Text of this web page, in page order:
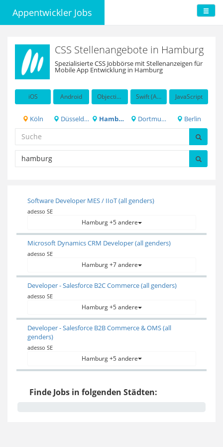
Appentwickler Jobs
CSS Stellenangebote in Hamburg
Spezialisierte CSS Jobbörse mit Stellenanzeigen für
Mobile App Entwicklung in Hamburg
iOS Android Objective-C Swift (Apple programming language) JavaScript
Köln Düsseldorf Hamburg Dortmund Berlin
Software Developer MES / IIoT (all genders)
adesso SE
Hamburg +5 andere
Microsoft Dynamics CRM Developer (all genders)
adesso SE
Hamburg +7 andere
Developer - Salesforce B2C Commerce (all genders)
adesso SE
Hamburg +5 andere
Developer - Salesforce B2B Commerce & OMS (all
genders)
adesso SE
Hamburg +5 andere
Finde Jobs in folgenden Städten: